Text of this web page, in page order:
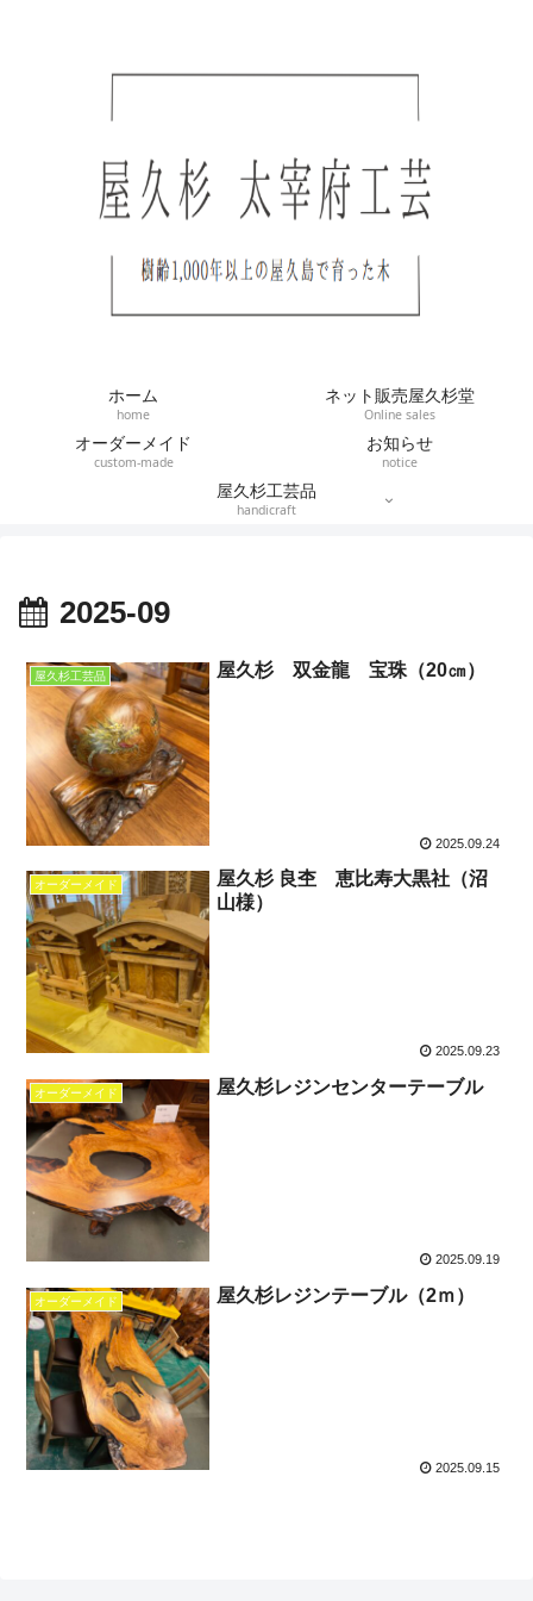
ホーム
home
ネット販売屋久杉堂
Online sales
オーダーメイド
custom-made
お知らせ
notice
屋久杉工芸品
handicraft
2025-09
屋久杉工芸品 屋久杉 双金龍 宝珠（20㎝）
2025.09.24
オーダーメイド
屋久杉 良杢 恵比寿大黒社（沼
山様）
2025.09.23
オーダーメイド 屋久杉レジンセンターテーブル
2025.09.19
オーダーメイド 屋久杉レジンテーブル（2ｍ）
2025.09.15